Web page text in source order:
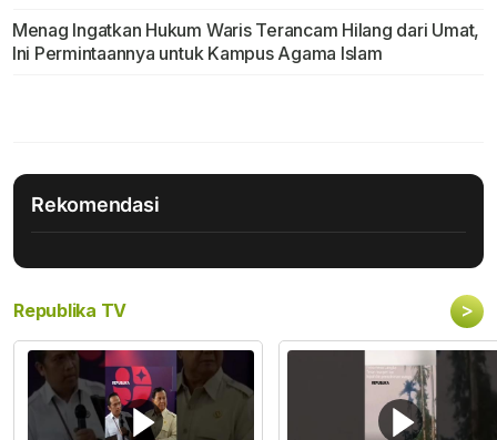
Menag Ingatkan Hukum Waris Terancam Hilang dari Umat,
Ini Permintaannya untuk Kampus Agama Islam
Rekomendasi
Republika TV >